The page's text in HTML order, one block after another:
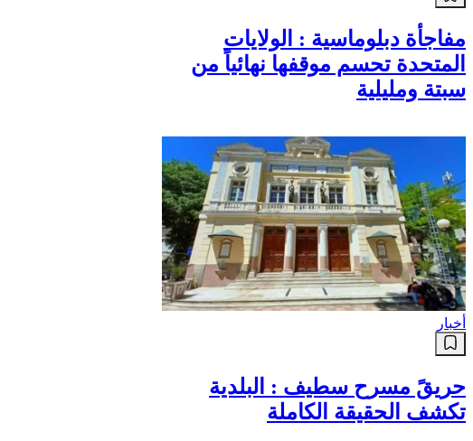
مفاجأة دبلوماسية : الولايات
المتحدة تحسم موقفها نهائياً من
سبتة ومليلية
أخبار
حريقً مسرح سطيف : البلدية
تكشف الحقيقة الكاملة